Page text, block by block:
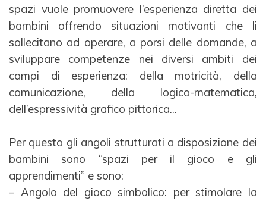
spazi vuole promuovere l’esperienza diretta dei
bambini offrendo situazioni motivanti che li
sollecitano ad operare, a porsi delle domande, a
sviluppare competenze nei diversi ambiti dei
campi di esperienza: della motricità, della
comunicazione, della logico-matematica,
dell’espressività grafico pittorica...
Per questo gli angoli strutturati a disposizione dei
bambini sono “spazi per il gioco e gli
apprendimenti” e sono:
– Angolo del gioco simbolico: per stimolare la